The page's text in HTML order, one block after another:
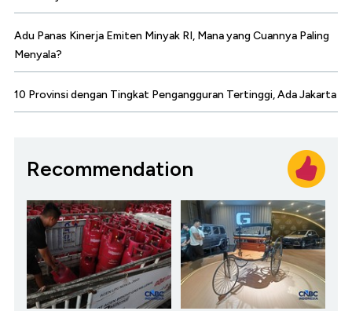
Adu Panas Kinerja Emiten Minyak RI, Mana yang Cuannya Paling
Menyala?
10 Provinsi dengan Tingkat Pengangguran Tertinggi, Ada Jakarta
Recommendation